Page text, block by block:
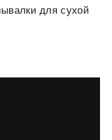
для сухой